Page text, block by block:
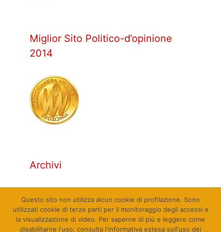
Miglior Sito Politico-d’opinione
2014
Archivi
Questo sito non utilizza alcun cookie di profilazione. Sono
utilizzati cookie di terze parti per il monitoraggio degli accessi e
la visualizzazione di video. Per saperne di più e leggere come
disabilitarne l'uso, consulta l'informativa estesa sull'uso dei